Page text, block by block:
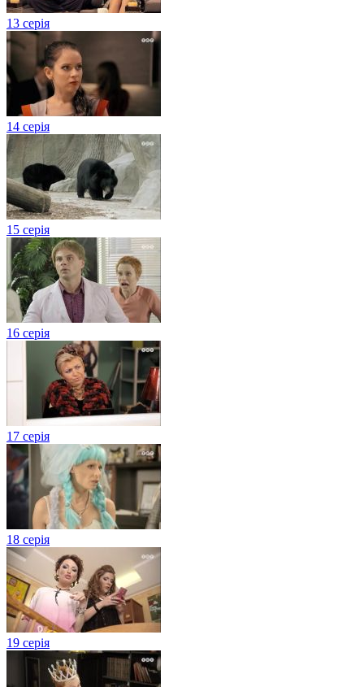
13 серія
14 серія
15 серія
16 серія
17 серія
18 серія
19 серія